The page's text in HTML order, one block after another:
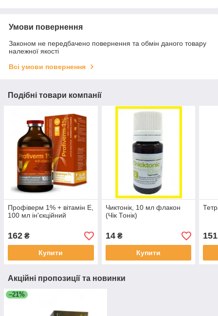
Умови повернення
Законом не передбачено повернення та обмін даного товару
належної якості
Всі умови повернення
Подібні товари компанії
Профіверм 1% + вітамін Е,
100 мл ін'єкційний
162 ₴
Купити
Чиктонік, 10 мл флакон
(Чік Тонік)
14₴
Купити
151
Акційні пропозиції та новинки
–21%